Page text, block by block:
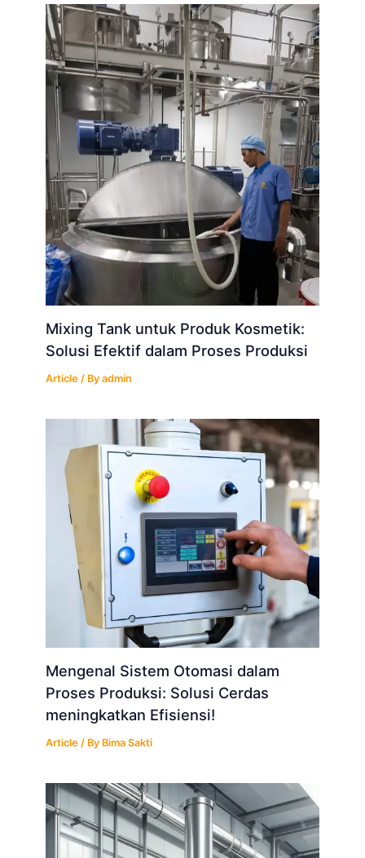
Mixing Tank untuk Produk Kosmetik:
Solusi Efektif dalam Proses Produksi
Article / Byadmin
Mengenal Sistem Otomasi dalam
Proses Produksi: Solusi Cerdas
meningkatkan Efisiensi!
Article / By Bima Sakti